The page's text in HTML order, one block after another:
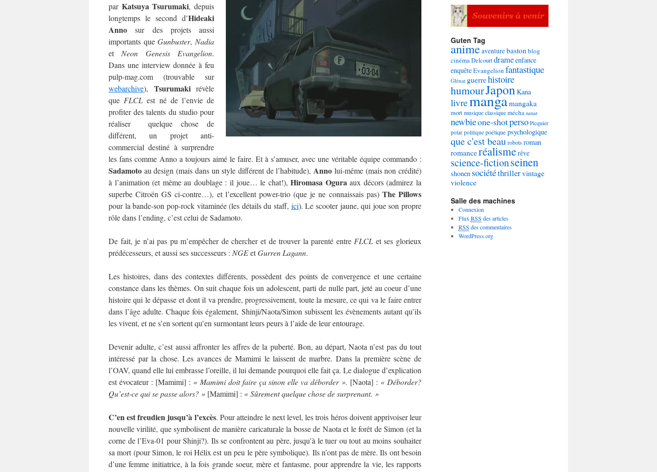
par Katsuya Tsurumaki, depuis
longtemps le second d’Hideaki
Anno sur des projets aussi
importants queGunbuster, Nadia
et Neon Genesis Evangelion.
Dans une interview donnée à feu
pulp-mag.com (trouvable sur
webarchive), Tsurumakirévèle
que FLCL est né de l’envie de
profiter des talents du studio pour
réaliser quelque chose de
différent, un projet anti-
commercial destiné à surprendre
les fans comme Anno a toujours aimé le faire. Et à s’amuser, avec une véritable équipe commando :
Sadamoto au design (mais dans un style différent de l’habitude), Anno lui-même (mais non crédité)
à l’animation (et même au doublage : il joue… le chat!),Hiromasa Ogura aux décors (admirez la
superbe Citroën GS ci-contre…), et l’excellent power-trio (que je ne connaissais pas) The Pillows
pour la bande-son pop-rock vitaminée (les détails du staff, ici). Le scooter jaune, qui joue son propre
rôle dans l’ending, c’est celui de Sadamoto.
De fait, je n’ai pas pu m’empêcher de chercher et de trouver la parenté entre FLCL et ses glorieux
prédécesseurs, et aussi ses successeurs : NGEetGurren Lagann.
Les histoires, dans des contextes différents, possèdent des points de convergence et une certaine
constance dans les thèmes. On suit chaque fois un adolescent, parti de nulle part, jeté au coeur d’une
histoire qui le dépasse et dont il va prendre, progressivement, toute la mesure, ce qui va le faire entrer
dans l’âge adulte. Chaque fois également, Shinji/Naota/Simon subissent les évènements autant qu’ils
les vivent, et ne s’en sortent qu’en surmontant leurs peurs à l’aide de leur entourage.
Devenir adulte, c’est aussi affronter les affres de la puberté. Bon, au départ, Naota n’est pas du tout
intéressé par la chose. Les avances de Mamimi le laissent de marbre. Dans la première scène de
l’OAV, quand elle lui embrasse l’oreille, il lui demande pourquoi elle fait ça. Le dialogue d’explication
est évocateur : [Mamimi] : « Mamimi doit faire ça sinon elle va déborder ». [Naota] : « Déborder?
Qu’est-ce qui se passe alors? » [Mamimi] : « Sûrement quelque chose de surprenant. »
C’en est freudien jusqu’à l’excès. Pour atteindre le next level, les trois héros doivent apprivoiser leur
nouvelle virilité, que symbolisent de manière caricaturale la bosse de Naota et le forêt de Simon (et la
corne de l’Eva-01 pour Shinji?). Ils se confrontent au père, jusqu’à le tuer ou tout au moins souhaiter
sa mort (pour Simon, le roi Hélix est un peu le père symbolique). Ils n’ont pas de mère. Ils ont besoin
d’une femme initiatrice, à la fois grande soeur, mère et fantasme, pour apprendre la vie, les rapports
Guten Tag
animeaventurebaston blog
cinémaDelcourtdrameenfance
enquêteEvangelion fantastique
Glénat guerrehistoire
humourJapon Kana
livremangamangaka
mortmusique classiquemécha nanar
newbieone-shotperso Picquier
polar politique poétique psychologique
que c'est beaurobotsroman
romanceréalismerêve
science-fictionseinen
shonen sociététhrillervintage
violence
Salle des machines
Connexion
Flux RSS des articles
RSS des commentaires
WordPress.org